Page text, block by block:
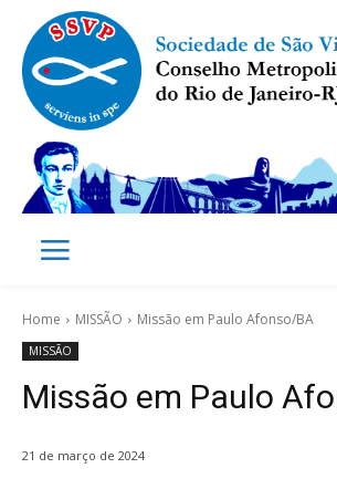
Home MISSÃO Missão em Paulo Afonso/BA
MISSÃO
Missão em Paulo
21 de março de 2024